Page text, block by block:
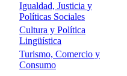
Igualdad, Justicia y
Políticas Sociales
Cultura y Política
Lingüística
Turismo, Comercio y
Consumo